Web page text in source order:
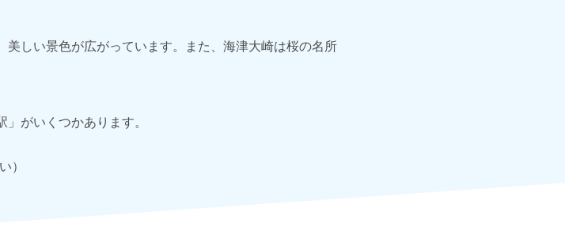
しい景色が広がっています。また、海津大崎は桜の名所
がいくつかあります。
）